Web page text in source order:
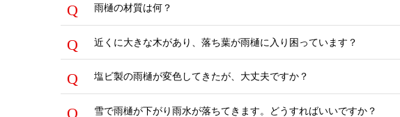
雨樋の材質は何？
近くに大きな木があり、落ち葉が雨樋に入り困っています？
塩ビ製の雨樋が変色してきたが、大丈夫ですか？
雪で雨樋が下がり雨水が落ちてきます。どうすればいいですか？